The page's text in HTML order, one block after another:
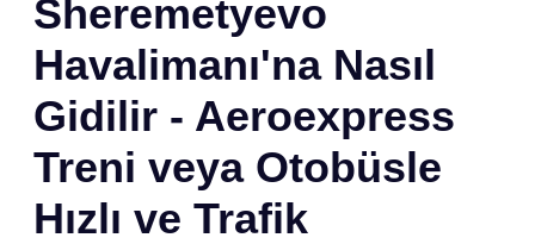
Sheremetyevo
Havalimanı'na Nasıl
Gidilir - Aeroexpress
Treni veya Otobüsle
Hızlı ve Trafik